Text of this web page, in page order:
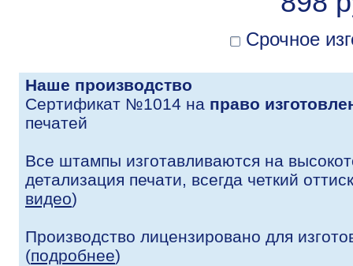
Срочное
Наше производство
Сертификат №1014 на право
печатей
Все штампы изготавливаются на
детализация печати, всегда четкий
видео)
Производство лицензировано для
(подробнее)